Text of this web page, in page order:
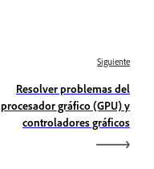
Siguiente
Resolver problemas del
procesador gráfico (GPU) y
controladores gráficos